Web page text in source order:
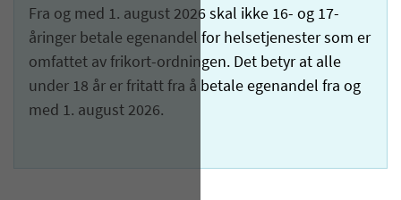
Fra og med 1. august 2026 skal ikke 16- og 17-
åringer betale egenandel for helsetjenester som er
omfattet av frikort-ordningen. Det betyr at alle
under 18 år er fritatt fra å betale egenandel fra og
med 1. august 2026.